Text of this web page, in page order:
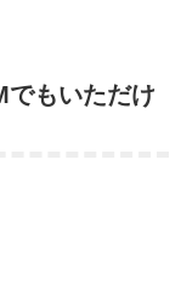
でもいただけ